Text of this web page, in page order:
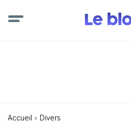
Accueil Divers